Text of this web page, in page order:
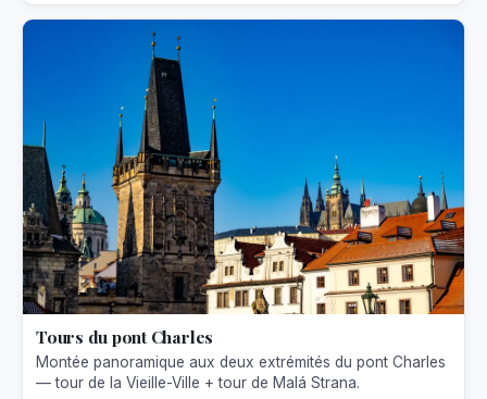
Tours du pont Charles
Montée panoramique aux deux extrémités du pont Charles
— tour de la Vieille-Ville + tour de Malá Strana.